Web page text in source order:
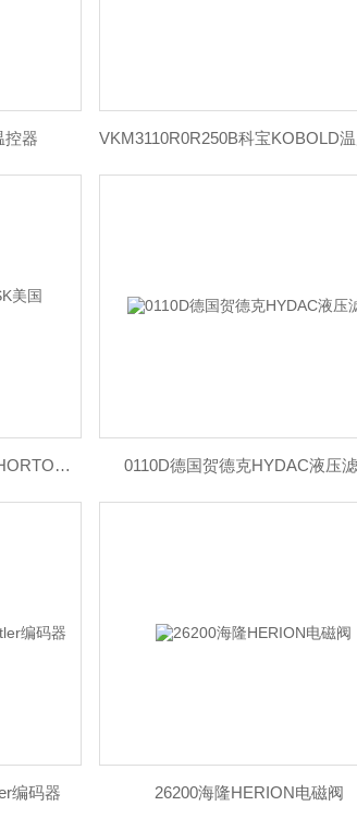
控器
822494 TSE-800-1 QD SK美国HORTON离合器 0110D德国贺德克HYDAC液压
编码器 26200海隆HERION电磁阀